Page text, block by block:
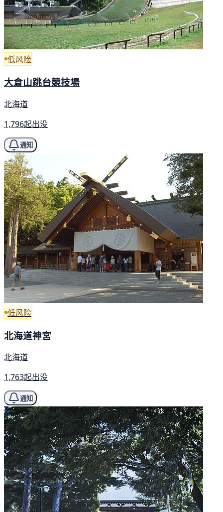
低风险
大倉山跳台競技場
北海道
1,796起出没
通知
低风险
北海道神宮
北海道
1,763起出没
通知